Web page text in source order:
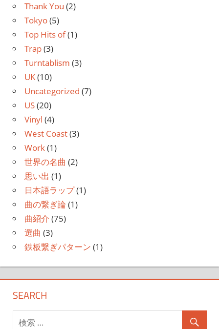
Thank You (2)
Tokyo(5)
Top Hits of(1)
Trap(3)
Turntablism (3)
UK(10)
Uncategorized (7)
US(20)
Vinyl (4)
West Coast(3)
Work(1)
世界の名曲 (2)
思い出 (1)
日本語ラップ(1)
曲の繋ぎ論 (1)
曲紹介 (75)
選曲 (3)
鉄板繋ぎパターン (1)
SEARCH